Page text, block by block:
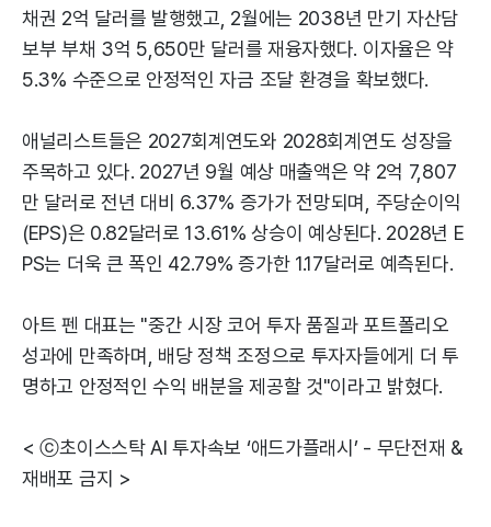
채권 2억 달러를 발행했고, 2월에는 2038년 만기 자산담
보부 부채 3억 5,650만 달러를 재융자했다. 이자율은 약
5.3% 수준으로 안정적인 자금 조달 환경을 확보했다.
애널리스트들은 2027회계연도와 2028회계연도 성장을
주목하고 있다. 2027년 9월 예상 매출액은 약 2억 7,807
만 달러로 전년 대비 6.37% 증가가 전망되며, 주당순이익
(EPS)은 0.82달러로 13.61% 상승이 예상된다. 2028년 E
PS는 더욱 큰 폭인 42.79% 증가한 1.17달러로 예측된다.
아트 펜 대표는 "중간 시장 코어 투자 품질과 포트폴리오
성과에 만족하며, 배당 정책 조정으로 투자자들에게 더 투
명하고 안정적인 수익 배분을 제공할 것"이라고 밝혔다.
< ⓒ초이스스탁 AI 투자속보 ‘애드가플래시’ - 무단전재 &
재배포 금지 >